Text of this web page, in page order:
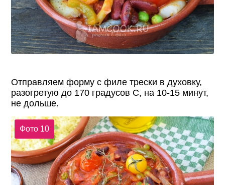
Отправляем форму с филе трески в духовку,
разогретую до 170 градусов С, на 10-15 минут,
не дольше.
Фото 10